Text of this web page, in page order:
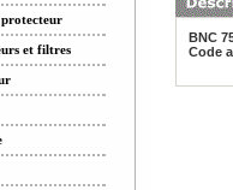
protecteur
et filtres
BNC
Code